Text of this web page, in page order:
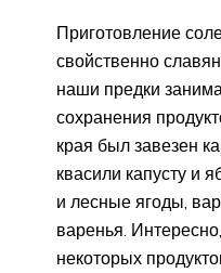
Приготовление
свойственно
наши предки
сохранения
края был завезен
квасили капусту и
и лесные ягоды,
варенья.
некоторых